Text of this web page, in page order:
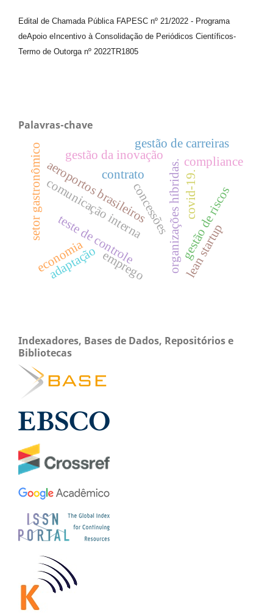
Edital de Chamada Pública FAPESC nº 21/2022 - Programa
deApoio e Incentivo à Consolidação de Periódicos Científicos-
Termo de Outorga nº 2022TR1805
Palavras-chave
covid-19.
concessões
aeroportos brasileiros organizações híbridas.
teste de controle gestão de riscos
compliance
lean startup
gestão da inovação
setor gastronômico
adaptação
comunicação interna
economia emprego
contrato
gestão de carreiras
Indexadores, Bases de Dados, Repositórios e
Bibliotecas